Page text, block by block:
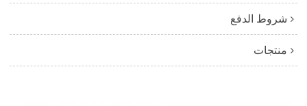
شروط الدفع
منتجات